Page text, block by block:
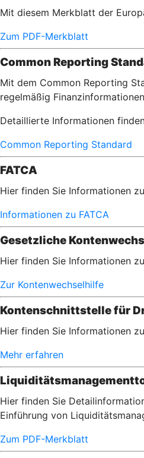
Mit diesem Merkblatt der
Zum PDF-Merkblatt
Common Reporting
Mit dem Common Reporting
regelmäßig
Detaillierte Informationen
Common Reporting Standard
FATCA
Hier finden Sie Informationen
Informationen zu FATCA
Gesetzliche
Hier finden Sie Informationen
Zur Kontenwechselhilfe
Kontenschnittstelle für
Hier finden Sie Informationen
Mehr erfahren
Hier finden Sie
Einführung von
Zum PDF-Merkblatt